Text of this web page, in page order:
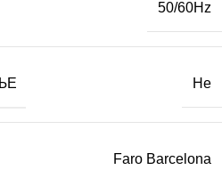
50/60Hz
Не
Faro Barcelona